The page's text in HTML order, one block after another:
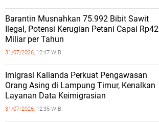
Barantin Musnahkan 75.992 Bibit Sawit
Ilegal, Potensi Kerugian Petani Capai Rp42
Miliar per Tahun
31/07/2026, 12:47 WIB
Imigrasi Kalianda Perkuat Pengawasan
Orang Asing di Lampung Timur, Kenalkan
Layanan Data Keimigrasian
31/07/2026, 12:35 WIB